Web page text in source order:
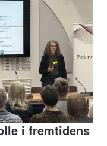
i fremtidens